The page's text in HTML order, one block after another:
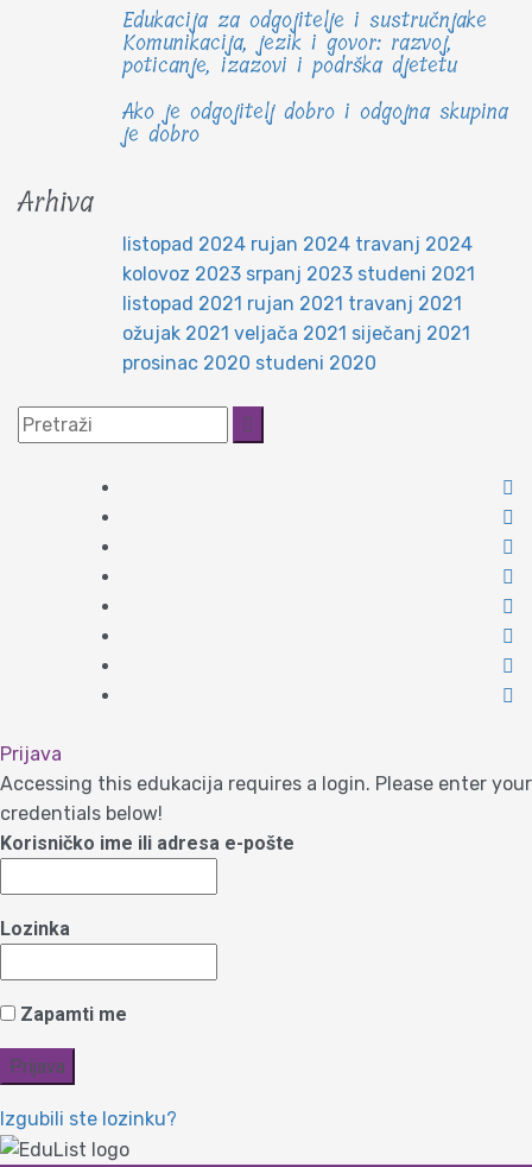
Edukacija za odgojitelje i sustručnjake
Komunikacija, jezik i govor: razvoj,
poticanje, izazovi i podrška djetetu
Ako je odgojitelj dobro i odgojna skupina
je dobro
Arhiva
listopad 2024 rujan 2024 travanj 2024
kolovoz 2023 srpanj 2023 studeni 2021
listopad 2021 rujan 2021 travanj 2021
ožujak 2021 veljača 2021 siječanj 2021
prosinac 2020 studeni 2020
Prijava
Accessing this edukacija requires a login. Please enter your
credentials below!
Korisničko ime ili adresa e-pošte
Lozinka
Zapamti me
Izgubili ste lozinku?